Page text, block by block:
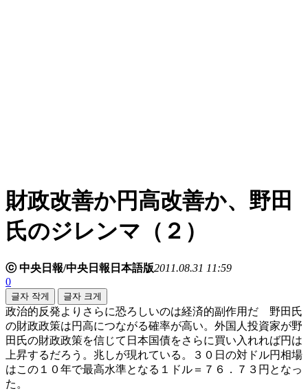
財政改善か円高改善か、野田
氏のジレンマ（２）
ⓒ 中央日報/中央日報日本語版2011.08.31 11:59
0
글자 작게 글자 크게
政治的反発よりさらに恐ろしいのは経済的副作用だ 野田氏
の財政政策は円高につながる確率が高い。外国人投資家が野
田氏の財政政策を信じて日本国債をさらに買い入れれば円は
上昇するだろう。兆しが現れている。３０日の対ドル円相場
はこの１０年で最高水準となる１ドル＝７６．７３円となっ
た。